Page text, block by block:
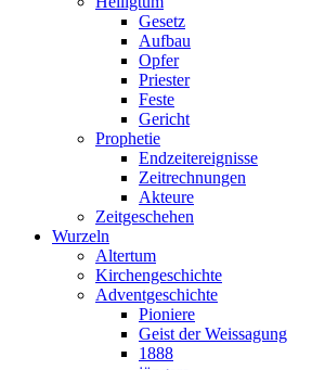
Gesetz
Aufbau
Opfer
Priester
Feste
Gericht
Prophetie
Endzeitereignisse
Zeitrechnungen
Akteure
Zeitgeschehen
Wurzeln
Altertum
Kirchengeschichte
Adventgeschichte
Pioniere
Geist der Weissagung
1888